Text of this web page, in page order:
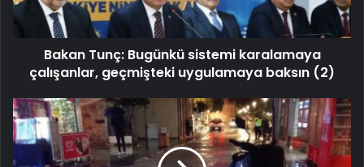
Bakan Tunç: Bugünkü sistemi karalamaya
çalışanlar, geçmişteki uygulamaya baksın (2)